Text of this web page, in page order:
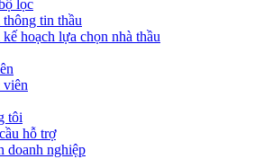
lọc
tin thầu
hoạch lựa chọn nhà thầu
viên
tôi
hỗ trợ
doanh nghiệp